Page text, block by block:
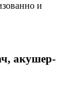
и
акушер-